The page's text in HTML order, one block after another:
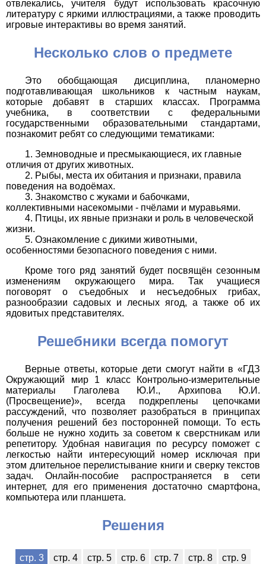
отвлекались, учителя будут использовать красочную
литературу с яркими иллюстрациями, а также проводить
игровые интерактивы во время занятий.
Несколько слов о предмете
Это обобщающая дисциплина, планомерно
подготавливающая школьников к частным наукам,
которые добавят в старших классах. Программа
учебника, в соответствии с федеральными
государственными образовательными стандартами,
познакомит ребят со следующими тематиками:
Земноводные и пресмыкающиеся, их главные
отличия от других животных.
Рыбы, места их обитания и признаки, правила
поведения на водоёмах.
Знакомство с жуками и бабочками,
коллективными насекомыми - пчёлами и муравьями.
Птицы, их явные признаки и роль в человеческой
жизни.
Ознакомление с дикими животными,
особенностями безопасного поведения с ними.
Кроме того ряд занятий будет посвящён сезонным
изменениям окружающего мира. Так учащиеся
поговорят о съедобных и несъедобных грибах,
разнообразии садовых и лесных ягод, а также об их
ядовитых представителях.
Решебники всегда помогут
Верные ответы, которые дети смогут найти в «ГДЗ
Окружающий мир 1 класс Контрольно-измерительные
материалы Глаголева Ю.И., Архипова Ю.И.
(Просвещение)», всегда подкреплены цепочками
рассуждений, что позволяет разобраться в принципах
получения решений без посторонней помощи. То есть
больше не нужно ходить за советом к сверстникам или
репетитору. Удобная навигация по ресурсу поможет с
легкостью найти интересующий номер исключая при
этом длительное перелистывание книги и сверку текстов
задач. Онлайн-пособие распространяется в сети
интернет, для его применения достаточно смартфона,
компьютера или планшета.
Решения
стр. 3 стр. 4 стр. 5 стр. 6 стр. 7 стр. 8
стр. 9